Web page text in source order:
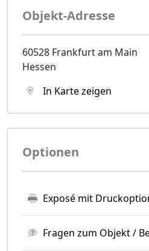
Objekt-Adresse
60528 Frankfurt am Main
Hessen
In Karte zeigen
Optionen
Exposé mit
Fragen zum Objekt /